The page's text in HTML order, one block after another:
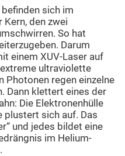
sich im
den zwei
So hat
Darum
einem XUV-Laser auf
ultraviolette
Photonen regen einzelne
Dann klettert eines der
Die Elektronenhülle
plustert sich auf. Das
und jedes bildet eine
im Helium-